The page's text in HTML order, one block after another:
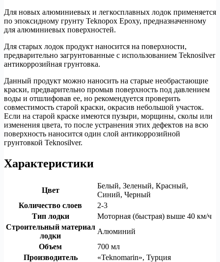
Для новых алюминиевых и легкосплавных лодок применяется
по эпоксидному грунту Teknopox Epoxy, предназначенному
для алюминиевых поверхностей.
Для старых лодок продукт наносится на поверхности,
предварительно загрунтованные с использованием Teknosilver
антикоррозийная грунтовка.
Данный продукт можно наносить на старые необрастающие
краски, предварительно промыв поверхность под давлением
воды и отшлифовав ее, но рекомендуется проверить
совместимость старой краски, окрасив небольшой участок.
Если на старой краске имеются пузыри, морщины, сколы или
изменения цвета, то после устранения этих дефектов на всю
поверхность наносится один слой антикоррозийной
грунтовкой Teknosilver.
Характеристики
Цвет
Белый, Зеленый, Красный,
Синий, Черный
Количество слоев
2-3
Тип лодки
Моторная (быстрая) выше 40 км/ч
Строительный материал
лодки
Алюминий
Объем
700 мл
Производитель
«Teknomarin», Турция